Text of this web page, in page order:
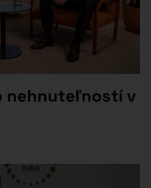
nehnuteľností v